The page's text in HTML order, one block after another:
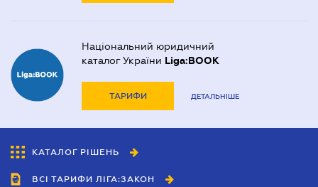
Національний юридичний
каталог України Liga:BOOK
ТАРИФИ ДЕТАЛЬНІШЕ
КАТАЛОГ РІШЕНЬ
ВСІ ТАРИФИ ЛІГА:ЗАКОН